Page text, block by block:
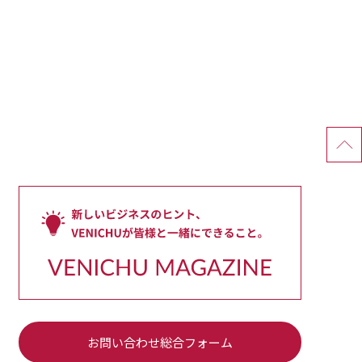
お問い合わせ総合フォーム